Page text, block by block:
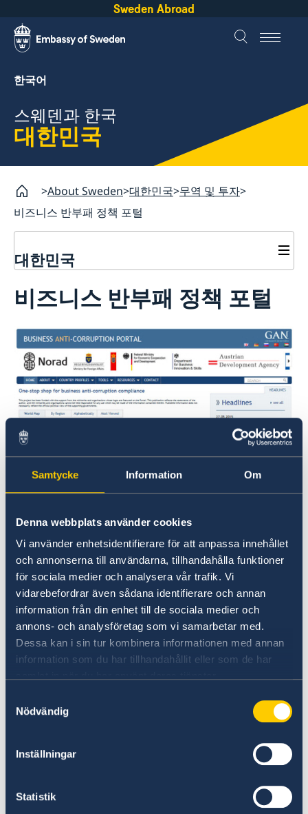
Samtycke Information Om
Denna webbplats använder cookies
Vi använder enhetsidentifierare för att anpassa innehållet
och annonserna till användarna, tillhandahålla funktioner
för sociala medier och analysera vår trafik. Vi
vidarebefordrar även sådana identifierare och annan
information från din enhet till de sociala medier och
annons- och analysföretag som vi samarbetar med.
Dessa kan i sin tur kombinera informationen med annan
information som du har tillhandahållit eller som de har
Nödvändig
Inställningar
Statistik
Sweden Abroad
한국어
스웨덴과 한국
대한민국
About Sweden 대한민국 무역 및 투자
비즈니스 반부패 정책 포털
대한민국
주한스웨덴무역투자대표부
비즈니스 반부패 정책 포털
스웨덴 방문 및 체류
스웨덴 방문
스웨덴 간략 정보
스웨덴 관광 정보
비자 발급
비자 관련 개인 정보 처리 방침
스웨덴의 가족이나 친지와 함께 거주하기
신청관련 기본사항
스웨덴 취업
신청관련 기본사항
스웨덴 워킹홀리데이 거주허가 신청
스웨덴 유학
studyinsweden.kr
스웨덴 유학생 거주허가 신청
스웨덴에 대한 여러 가지 정보와 링크 모음
국가 공식 홈페이지 SWEDEN.SE
스웨덴 문화
스웨덴 입양
스웨덴 음악
스웨덴 과학과 혁신
스웨덴 음식
스웨덴에 대한 각종 링크 모음
여권진위여부확인/거주허가증신청/결정문수령
비즈니스 반부패 정책 포털
Busniess Anti-Corruption Portal. Photo: -
비즈니스 반부패 정책 포털은 종합적이고 실용적인
비즈니스 툴과 함께 중소기업의 사업운영에 있어
부패를 피하고 맞서 대응할 수 있는 구체적인 지원
을 제공하여 보다 나은 비즈니스 환경을 만들고자
스웨덴, 오스트리아, 덴마크, 독일, 네덜란드, 노르
웨이와 영국에서 출자한 자본으로 운영되며, 글로
벌어드바이스네트워크는 포털에 정보를 공시하는
데 그 책임이 있습니다.
링크